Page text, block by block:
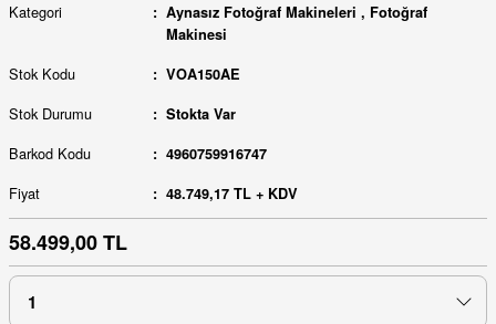
Kategori Aynasız Fotoğraf Makineleri , Fotoğraf
Makinesi
Stok Kodu VOA150AE
Stok Durumu Stokta Var
Barkod Kodu 4960759916747
Fiyat 48.749,17 TL + KDV
58.499,00 TL